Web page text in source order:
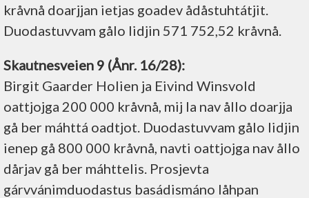
kråvnå doarjjan ietjas goadev ådåstuhtátjit.
Duodastuvvam gålo lidjin 571 752,52 kråvnå.
Skautnesveien 9 (Ånr. 16/28):
Birgit Gaarder Holien ja Eivind Winsvold
oattjojga 200 000 kråvnå, mij la nav ållo doarjja
gå ber máhttá oadtjot. Duodastuvvam gålo lidjin
ienep gå 800 000 kråvnå, navti oattjojga nav ållo
dårjav gå ber máhttelis. Prosjevta
gárvvánimduodastus basádismáno låhpan